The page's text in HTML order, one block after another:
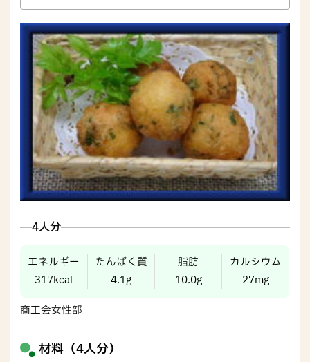
4人分
エネルギー
317kcal
たんぱく質
4.1g
脂肪
10.0g
カルシウム
27mg
商工会女性部
材料（4人分）